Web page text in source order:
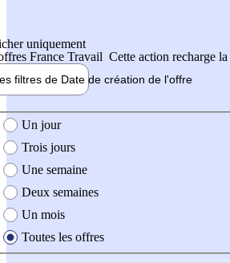
uniquement
France Travail Cette action recharge
filtres de Date de création de l'offre
création de l'offre
Un jour
Trois jours
Une semaine
Deux semaines
Un mois
Toutes les offres